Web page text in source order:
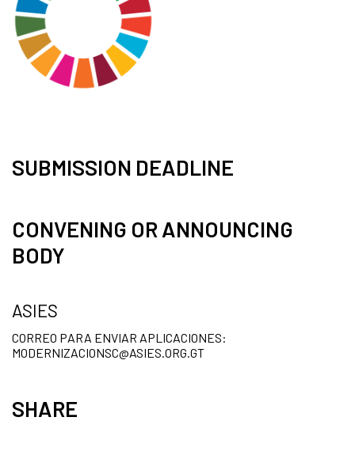
SUBMISSION DEADLINE
CONVENING OR ANNOUNCING
BODY
ASIES
CORREO PARA ENVIAR APLICACIONES:
MODERNIZACIONSC@ASIES.ORG.GT
SHARE